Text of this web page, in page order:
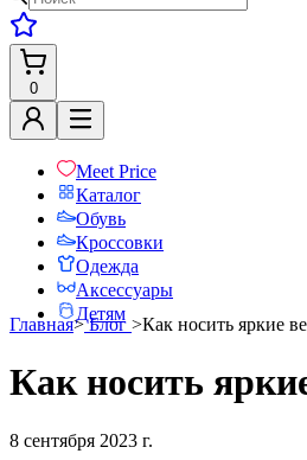
0
Meet Price
Каталог
Обувь
Кроссовки
Одежда
Аксессуары
Детям
Главная>Блог >Как носить яркие
Как носить
8 сентября 2023 г.